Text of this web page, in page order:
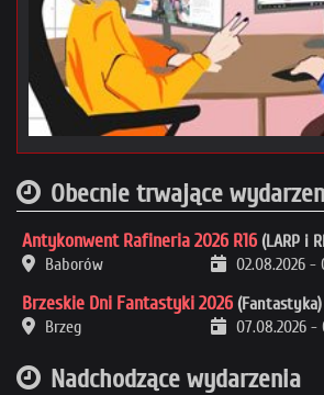
Obecnie trwające
Antykonwent Rafineria 2026 R16 (LARP i
Baborów
02.08.2026 -
Brzeskie Dni Fantastyki 2026 (Fantastyka)
Brzeg
07.08.2026 -
Nadchodzące wydarzenia